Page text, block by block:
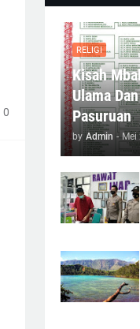
0
RELIGI
Kisah
Ulama
Pasuruan
by Admin - Mei